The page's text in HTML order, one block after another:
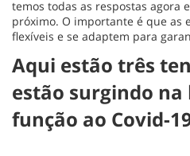
temos todas as respostas agora
próximo. O importante é que as
flexíveis e se adaptem para
Aqui estão três
estão surgindo na
função ao Covid-